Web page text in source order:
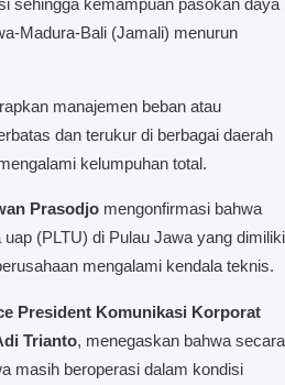
Madura-Bali (Jamali) menurun
manajemen beban atau
dan terukur di berbagai daerah
kelumpuhan total.
Prasodjo mengonfirmasi bahwa
(PLTU) di Pulau Jawa yang dimiliki
mengalami kendala teknis.
President Komunikasi Korporat
Trianto, menegaskan bahwa secara
masih beroperasi dalam kondisi